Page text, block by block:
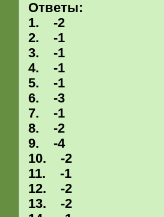
Ответы:
1. -2
2. -1
3. -1
4. -1
5. -1
6. -3
7. -1
8. -2
9. -4
10. -2
11. -1
12. -2
13. -2